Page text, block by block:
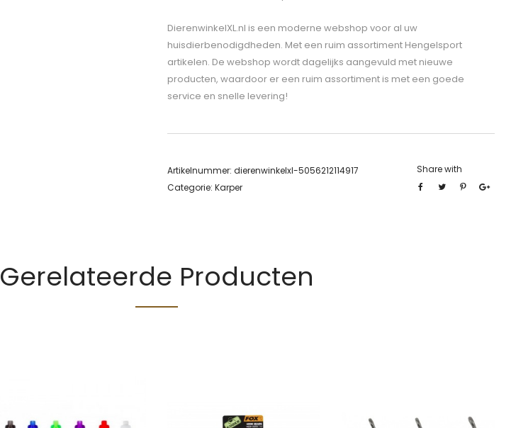
DierenwinkelXL.nl is een moderne webshop voor al uw
huisdierbenodigdheden. Met een ruim assortiment Hengelsport
artikelen. De webshop wordt dagelijks aangevuld met nieuwe
producten, waardoor er een ruim assortiment is met een goede
service en snelle levering!
Artikelnummer: dierenwinkelxl-5056212114917
Categorie: Karper
Share with
Gerelateerde Producten